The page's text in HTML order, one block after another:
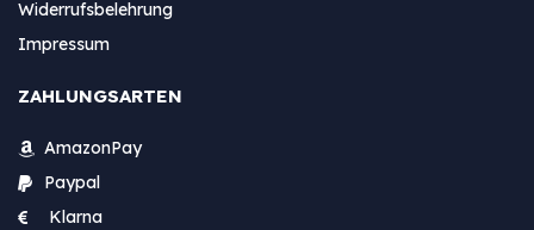
Widerrufsbelehrung
Impressum
ZAHLUNGSARTEN
AmazonPay
Paypal
Klarna